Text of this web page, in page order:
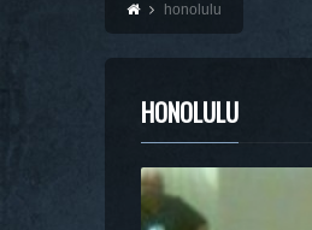
honolulu
HONOLULU